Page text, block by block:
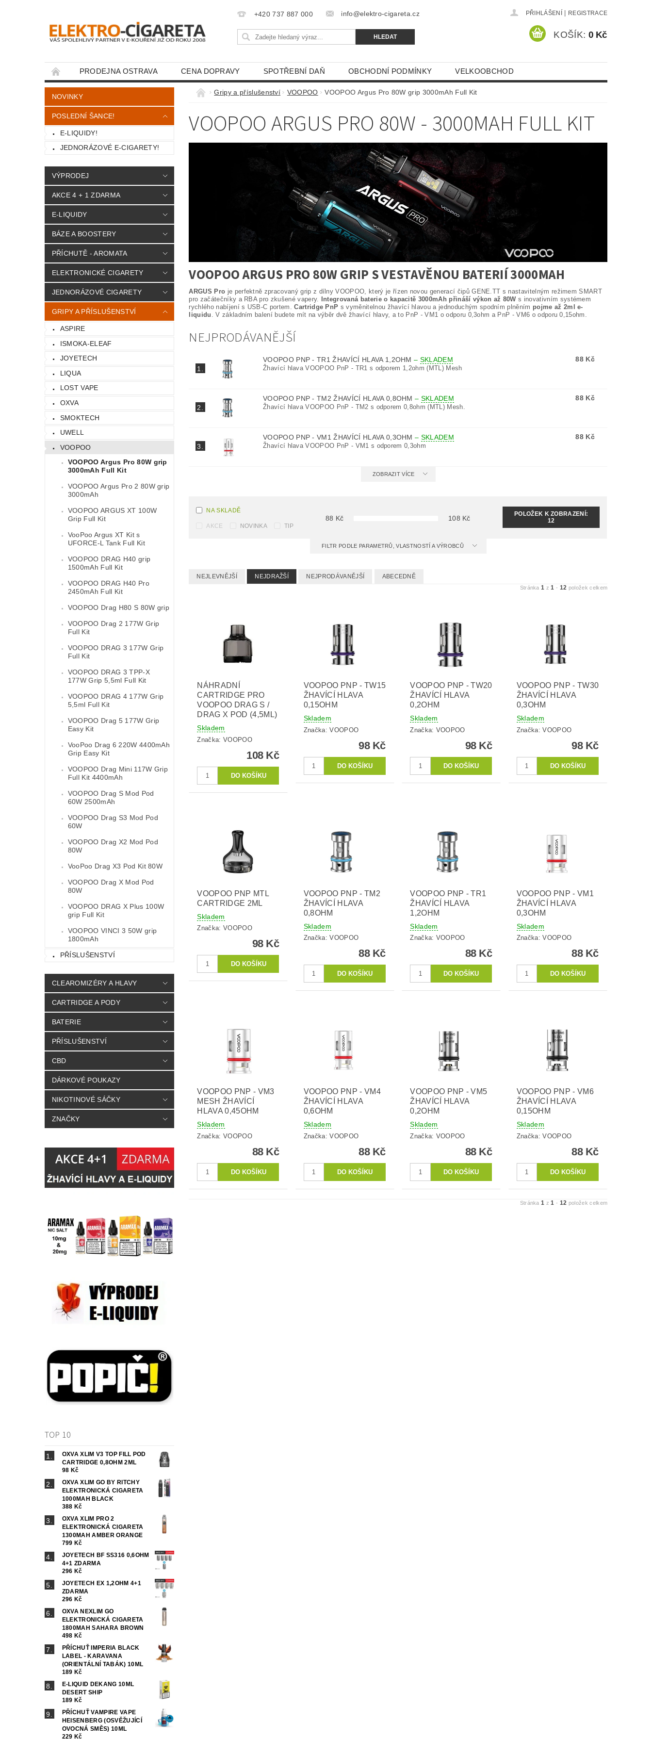
+420 737 887 000 info@elektro-cigareta.cz PŘIHLÁŠENÍ REGISTRACE
KOŠÍK: 0 Kč
PRODEJNA OSTRAVA CENA DOPRAVY SPOTŘEBNÍ DAŇ OBCHODNÍ PODMÍNKY VELKOOBCHOD
KONTAKTY
NOVINKY
POSLEDNÍ ŠANCE!
E-LIQUIDY!
JEDNORÁZOVÉ E-CIGARETY!
VÝPRODEJ
AKCE 4 + 1 ZDARMA
E-LIQUIDY
BÁZE A BOOSTERY
PŘÍCHUTĚ - AROMATA
ELEKTRONICKÉ CIGARETY
JEDNORÁZOVÉ CIGARETY
GRIPY A PŘÍSLUŠENSTVÍ
ASPIRE
ISMOKA-ELEAF
JOYETECH
LIQUA
LOST VAPE
OXVA
SMOKTECH
UWELL
VOOPOO
VOOPOO Argus Pro 80W grip
3000mAh Full Kit
VOOPOO Argus Pro 2 80W grip
3000mAh
VOOPOO ARGUS XT 100W
Grip Full Kit
VooPoo Argus XT Kit s
UFORCE-L Tank Full Kit
VOOPOO DRAG H40 grip
1500mAh Full Kit
VOOPOO DRAG H40 Pro
2450mAh Full Kit
VOOPOO Drag H80 S 80W grip
VOOPOO Drag 2 177W Grip
Full Kit
VOOPOO DRAG 3 177W Grip
Full Kit
VOOPOO DRAG 3 TPP-X
177W Grip 5,5ml Full Kit
VOOPOO DRAG 4 177W Grip
5,5ml Full Kit
VOOPOO Drag 5 177W Grip
Easy Kit
VooPoo Drag 6 220W 4400mAh
Grip Easy Kit
VOOPOO Drag Mini 117W Grip
Full Kit 4400mAh
VOOPOO Drag S Mod Pod
60W 2500mAh
VOOPOO Drag S3 Mod Pod
60W
VOOPOO Drag X2 Mod Pod
80W
VooPoo Drag X3 Pod Kit 80W
VOOPOO Drag X Mod Pod
80W
VOOPOO DRAG X Plus 100W
grip Full Kit
VOOPOO VINCI 3 50W grip
1800mAh
PŘÍSLUŠENSTVÍ
CLEAROMIZÉRY A HLAVY
CARTRIDGE A PODY
BATERIE
PŘÍSLUŠENSTVÍ
CBD
DÁRKOVÉ POUKAZY
NIKOTINOVÉ SÁČKY
ZNAČKY
TOP 10
OXVA XLIM V3 TOP FILL POD
CARTRIDGE 0,8OHM 2ML
98 Kč
OXVA XLIM GO BY RITCHY
ELEKTRONICKÁ CIGARETA
1000MAH BLACK
388 Kč
OXVA XLIM PRO 2
ELEKTRONICKÁ CIGARETA
1300MAH AMBER ORANGE
799 Kč
JOYETECH BF SS316 0,6OHM
4+1 ZDARMA
296 Kč
JOYETECH EX 1,2OHM 4+1
ZDARMA
296 Kč
OXVA NEXLIM GO
ELEKTRONICKÁ CIGARETA
1800MAH SAHARA BROWN
498 Kč
PŘÍCHUŤ IMPERIA BLACK
LABEL - KARAVANA
(ORIENTÁLNÍ TABÁK) 10ML
189 Kč
E-LIQUID DEKANG 10ML
DESERT SHIP
189 Kč
PŘÍCHUŤ VAMPIRE VAPE
HEISENBERG (OSVĚŽUJÍCÍ
OVOCNÁ SMĚS) 10ML
229 Kč
Gripy a příslušenství VOOPOO VOOPOO Argus Pro 80W grip 3000mAh Full Kit
VOOPOO ARGUS PRO 80W - 3000MAH FULL KIT
VOOPOO ARGUS PRO 80W GRIP S VESTAVĚNOU BATERIÍ 3000MAH
ARGUS Pro je perfektně zpracovaný grip z dílny VOOPOO, který je řízen novou generací čipů GENE.TT s nastavitelným režimem SMART
pro začátečníky a RBA pro zkušené vapery. Integrovaná baterie o kapacitě 3000mAh přináší výkon až 80W s inovativním systémem
rychlého nabíjení s USB-C portem.Cartridge PnP s vyměnitelnou žhavící hlavou a jednoduchým spodním plněním pojme až 2ml e-
liquidu
. V základním balení budete mít na výběr dvě žhavící hlavy, a to PnP - VM1 o odporu 0,3ohm a PnP - VM6 o odporu 0,15ohm.
NEJPRODÁVANĚJŠÍ
1.
VOOPOO PNP - TR1 ŽHAVÍCÍ HLAVA 1,2OHM– SKLADEM
Žhavící hlava VOOPOO PnP - TR1 s odporem 1,2ohm (MTL) Mesh
88 Kč
2.
VOOPOO PNP - TM2 ŽHAVÍCÍ HLAVA 0,8OHM– SKLADEM
Žhavící hlava VOOPOO PnP - TM2 s odporem 0,8ohm (MTL) Mesh.
88 Kč
3.
VOOPOO PNP - VM1 ŽHAVÍCÍ HLAVA 0,3OHM– SKLADEM
Žhavící hlava VOOPOO PnP - VM1 s odporem 0,3ohm
88 Kč
ZOBRAZIT VÍCE
NA SKLADĚ
AKCE NOVINKA TIP
88 Kč 108 Kč
POLOŽEK K ZOBRAZENÍ:
12
FILTR PODLE PARAMETRŮ, VLASTNOSTÍ A VÝROBCŮ
NEJLEVNĚJŠÍ NEJDRAŽŠÍ NEJPRODÁVANĚJŠÍ ABECEDNĚ
Stránka1 z1 - 12 položek celkem
NÁHRADNÍ
CARTRIDGE PRO
VOOPOO DRAG S /
DRAG X POD (4,5ML)
Skladem
Značka: VOOPOO
108 Kč
VOOPOO PNP - TW15
ŽHAVÍCÍ HLAVA
0,15OHM
Skladem
Značka:VOOPOO
98 Kč
VOOPOO PNP - TW20
ŽHAVÍCÍ HLAVA
0,2OHM
Skladem
Značka: VOOPOO
98 Kč
VOOPOO PNP - TW30
ŽHAVÍCÍ HLAVA
0,3OHM
Skladem
Značka:VOOPOO
98 Kč
VOOPOO PNP MTL
CARTRIDGE 2ML
Skladem
Značka: VOOPOO
98 Kč
VOOPOO PNP - TM2
ŽHAVÍCÍ HLAVA
0,8OHM
Skladem
Značka:VOOPOO
88 Kč
VOOPOO PNP - TR1
ŽHAVÍCÍ HLAVA
1,2OHM
Skladem
Značka: VOOPOO
88 Kč
VOOPOO PNP - VM1
ŽHAVÍCÍ HLAVA
0,3OHM
Skladem
Značka:VOOPOO
88 Kč
VOOPOO PNP - VM3
MESH ŽHAVÍCÍ
HLAVA 0,45OHM
Skladem
Značka: VOOPOO
88 Kč
VOOPOO PNP - VM4
ŽHAVÍCÍ HLAVA
0,6OHM
Skladem
Značka:VOOPOO
88 Kč
VOOPOO PNP - VM5
ŽHAVÍCÍ HLAVA
0,2OHM
Skladem
Značka: VOOPOO
88 Kč
VOOPOO PNP - VM6
ŽHAVÍCÍ HLAVA
0,15OHM
Skladem
Značka:VOOPOO
88 Kč
Stránka1 z1 - 12 položek celkem